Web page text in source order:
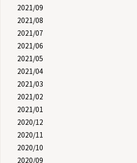
2021/09
2021/08
2021/07
2021/06
2021/05
2021/04
2021/03
2021/02
2021/01
2020/12
2020/11
2020/10
2020/09